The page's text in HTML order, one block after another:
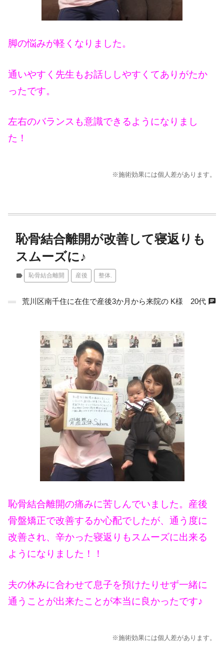
脚の悩みが軽くなりました。
通いやすく先生もお話ししやすくてありがたか
ったです。
左右のバランスも意識できるようになりまし
た！
※施術効果には個人差があります。
恥骨結合離開が改善して寝返りも
スムーズに♪
label 恥骨結合離開 産後 整体.
荒川区南千住に在住で産後3か月から来院の K様 20代 chat
恥骨結合離開の痛みに苦しんでいました。産後
骨盤矯正で改善するか心配でしたが、通う度に
改善され、辛かった寝返りもスムーズに出来る
ようになりました！！
夫の休みに合わせて息子を預けたりせず一緒に
通うことが出来たことが本当に良かったです♪
※施術効果には個人差があります。